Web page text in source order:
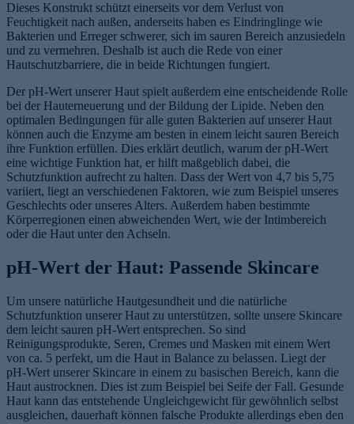
Dieses Konstrukt schützt einerseits vor dem Verlust von
Feuchtigkeit nach außen, anderseits haben es Eindringlinge wie
Bakterien und Erreger schwerer, sich im sauren Bereich anzusiedeln
und zu vermehren. Deshalb ist auch die Rede von einer
Hautschutzbarriere, die in beide Richtungen fungiert.
Der pH-Wert unserer Haut spielt außerdem eine entscheidende Rolle
bei der Hauterneuerung und der Bildung der Lipide. Neben den
optimalen Bedingungen für alle guten Bakterien auf unserer Haut
können auch die Enzyme am besten in einem leicht sauren Bereich
ihre Funktion erfüllen. Dies erklärt deutlich, warum der pH-Wert
eine wichtige Funktion hat, er hilft maßgeblich dabei, die
Schutzfunktion aufrecht zu halten. Dass der Wert von 4,7 bis 5,75
variiert, liegt an verschiedenen Faktoren, wie zum Beispiel unseres
Geschlechts oder unseres Alters. Außerdem haben bestimmte
Körperregionen einen abweichenden Wert, wie der Intimbereich
oder die Haut unter den Achseln.
pH-Wert der Haut: Passende Skincare
Um unsere natürliche Hautgesundheit und die natürliche
Schutzfunktion unserer Haut zu unterstützen, sollte unsere Skincare
dem leicht sauren pH-Wert entsprechen. So sind
Reinigungsprodukte, Seren, Cremes und Masken mit einem Wert
von ca. 5 perfekt, um die Haut in Balance zu belassen. Liegt der
pH-Wert unserer Skincare in einem zu basischen Bereich, kann die
Haut austrocknen. Dies ist zum Beispiel bei Seife der Fall. Gesunde
Haut kann das entstehende Ungleichgewicht für gewöhnlich selbst
ausgleichen, dauerhaft können falsche Produkte allerdings eben den